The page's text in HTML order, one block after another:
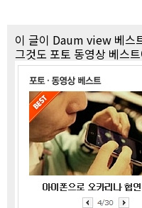
이 글이 Daum view 베스
그것도 포토 동영상 베스